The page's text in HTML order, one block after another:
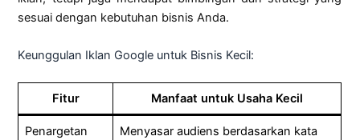
sesuai dengan kebutuhan bisnis Anda.
Keunggulan Iklan Google untuk Bisnis Kecil:
Fitur Manfaat untuk Usaha Kecil
Penargetan
Menyasar audiens berdasarkan kata